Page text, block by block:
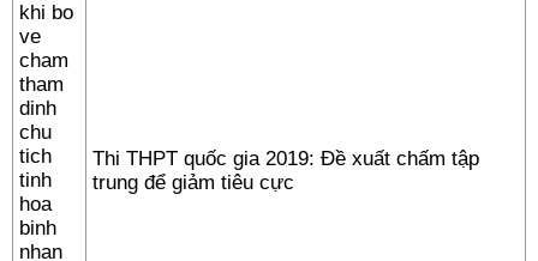
Thi THPT quốc gia 2019: Đề xuất chấm tập
trung để giảm tiêu cực